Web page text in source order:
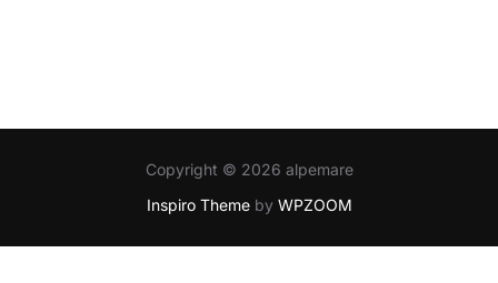
Copyright © 2026 alpemare
Inspiro Themeby WPZOOM